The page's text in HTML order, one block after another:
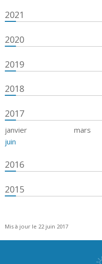
2021
2020
2019
2018
2017
janvier mars
juin
2016
2015
Mis à jour le 22 juin 2017